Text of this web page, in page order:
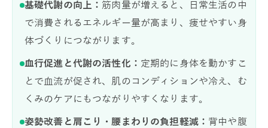
基礎代謝の向上： 筋肉量が増えると、日常生活の中
で消費されるエネルギー量が高まり、痩せやすい身
体づくりにつながります。
血行促進と代謝の活性化： 定期的に身体を動かすこ
とで血流が促され、肌のコンディションや冷え、む
くみのケアにもつながりやすくなります。
姿勢改善と肩こり・腰まわりの負担軽減： 背中や腹